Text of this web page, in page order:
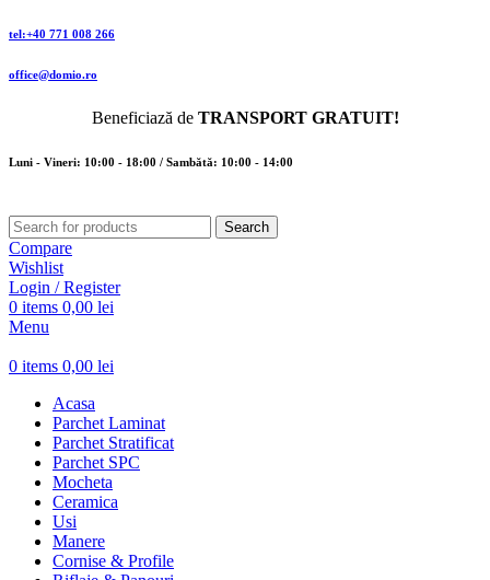
tel:+40 771 008 266
office@domio.ro
Beneficiază de TRANSPORT GRATUIT!
Luni - Vineri: 10:00 - 18:00 / Sambătă: 10:00 - 14:00
Search
Compare
Wishlist
Login / Register
0 items 0,00 lei
Menu
0 items 0,00 lei
Acasa
Parchet Laminat
Parchet Stratificat
Parchet SPC
Mocheta
Ceramica
Usi
Manere
Cornise & Profile